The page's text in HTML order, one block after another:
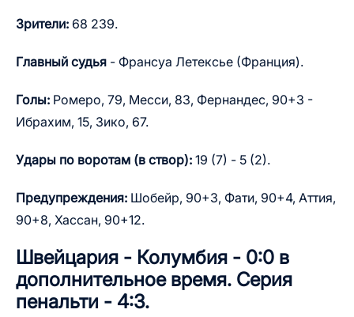
Зрители: 68 239.
Главный судья - Франсуа Летексье (Франция).
Голы: Ромеро, 79, Месси, 83, Фернандес, 90+3 -
Ибрахим, 15, Зико, 67.
Удары по воротам (в створ): 19 (7) - 5 (2).
Предупреждения: Шобейр, 90+3, Фати, 90+4, Аттия,
90+8, Хассан, 90+12.
Швейцария - Колумбия - 0:0 в
дополнительное время. Серия
пенальти - 4:3.